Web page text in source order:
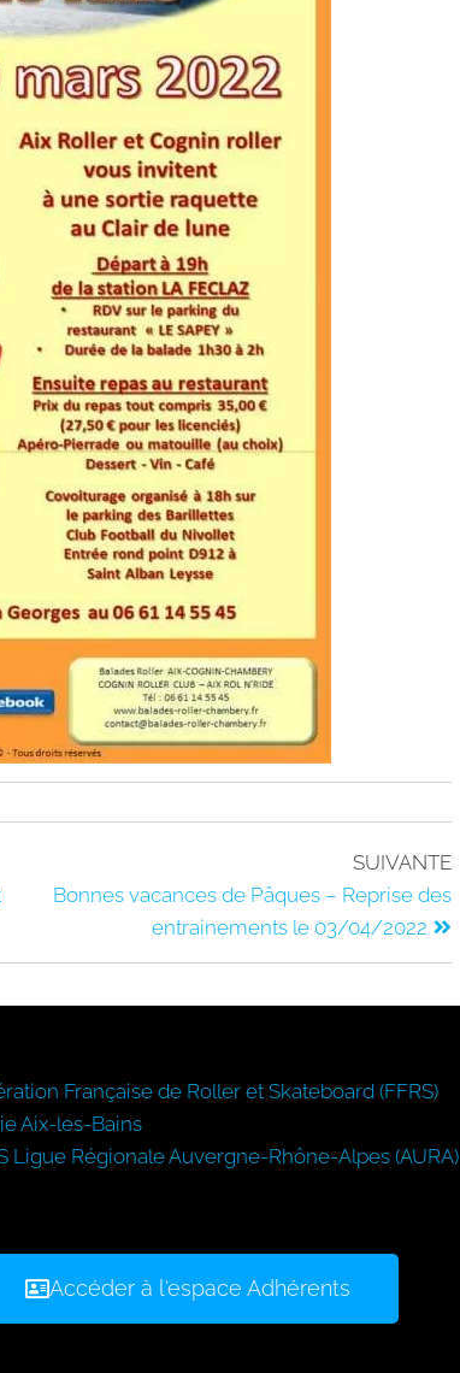
SUIVANTE
Bonnes vacances de Pâques – Reprise des
entrainements le 03/04/2022
Française de Roller et Skateboard (FFRS)
Aix-les-Bains
Ligue Régionale Auvergne-Rhône-Alpes (AURA)
Accéder à l'espace Adhérents